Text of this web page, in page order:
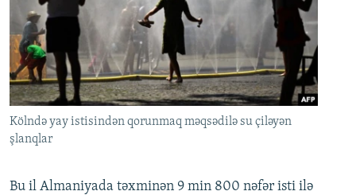
Kölndə yay istisindən qorunmaq məqsədilə su çiləyən
şlanqlar
Bu il Almaniyada təxminən 9 min 800 nəfər isti ilə